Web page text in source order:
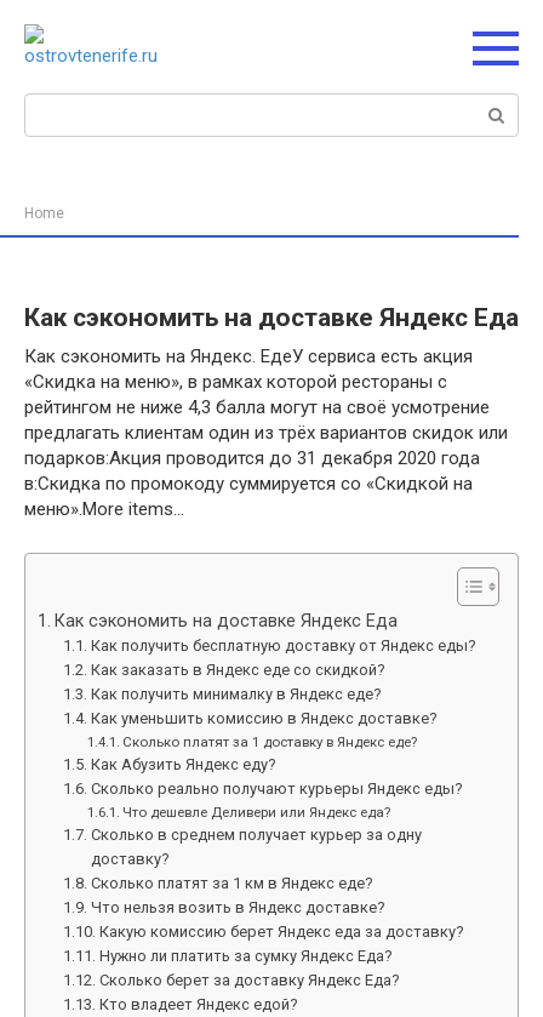
контенту
Поиск:
Home
Как сэкономить на доставке Яндекс Еда
Как сэкономить на Яндекс. ЕдеУ сервиса есть акция
«Скидка на меню», в рамках которой рестораны с
рейтингом не ниже 4,3 балла могут на своё усмотрение
предлагать клиентам один из трёх вариантов скидок или
подарков:Акция проводится до 31 декабря 2020 года
в:Скидка по промокоду суммируется со «Скидкой на
меню».More items…
Как сэкономить на доставке Яндекс Еда
Как получить бесплатную доставку от Яндекс еды?
Как заказать в Яндекс еде со скидкой?
Как получить минималку в Яндекс еде?
Как уменьшить комиссию в Яндекс доставке?
Сколько платят за 1 доставку в Яндекс еде?
Как Абузить Яндекс еду?
Сколько реально получают курьеры Яндекс еды?
Что дешевле Деливери или Яндекс еда?
Сколько в среднем получает курьер за одну
доставку?
Сколько платят за 1 км в Яндекс еде?
Что нельзя возить в Яндекс доставке?
Какую комиссию берет Яндекс еда за доставку?
Нужно ли платить за сумку Яндекс Еда?
Сколько берет за доставку Яндекс Еда?
Кто владеет Яндекс едой?